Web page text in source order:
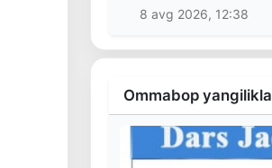
8 avg 2026, 12:38
Ommabop